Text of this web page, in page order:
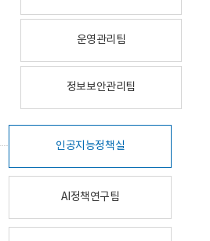
운영관리팀
정보보안관리팀
인공지능정책실
AI정책연구팀